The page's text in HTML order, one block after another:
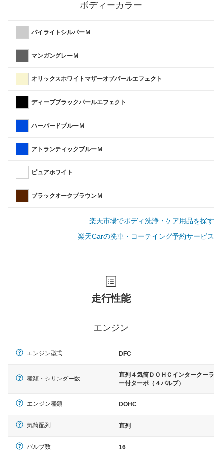
ボディーカラー
パイライトシルバーＭ
マンガングレーＭ
オリックスホワイトマザーオブパールエフェクト
ディープブラックパールエフェクト
ハーバードブルーＭ
アトランティックブルーＭ
ピュアホワイト
ブラックオークブラウンＭ
楽天市場でボディ洗浄・ケア用品を探す
楽天Carの洗車・コーテイング予約サービス
走行性能
エンジン
エンジン型式 DFC
種類・シリンダー数
直列４気筒ＤＯＨＣインタークーラ
ー付ターボ（４バルブ）
エンジン種類 DOHC
気筒配列 直列
バルブ数 16